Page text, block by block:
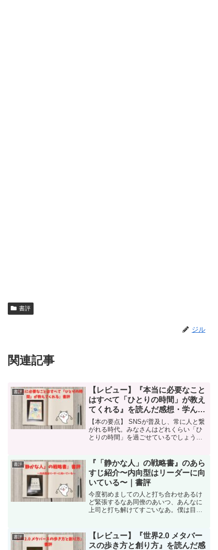
書評
ジル
関連記事
書評
【レビュー】『本当に必要なこと
はすべて「ひとりの時間」が教え
てくれる』を読んだ感想・学んだ
こと
【本の要点】 SNSが普及し、常に人と繋
がれる時代。みなさんはどれくらい「ひ
とりの時間」を過ごせているでしょう
の時間を作ることは、自分の気持ちに素
直になれたり、今の自分...
書評
『「静かな人」の戦略書』のあら
すじ紹介〜内向型はリーダーに向
いている〜｜書評
今度初めましての人と打ち合わせあるけ
ど緊張するなあ同僚のあいつ、あんなに
上司と打ち解けてすごいなあ。僕は目上
て最近眠れないんだよねこの世の中って
内向型には生きづらいよな...
書評
【レビュー】『世界2.0 メタバー
スの歩き方と創り方』を読んだ感